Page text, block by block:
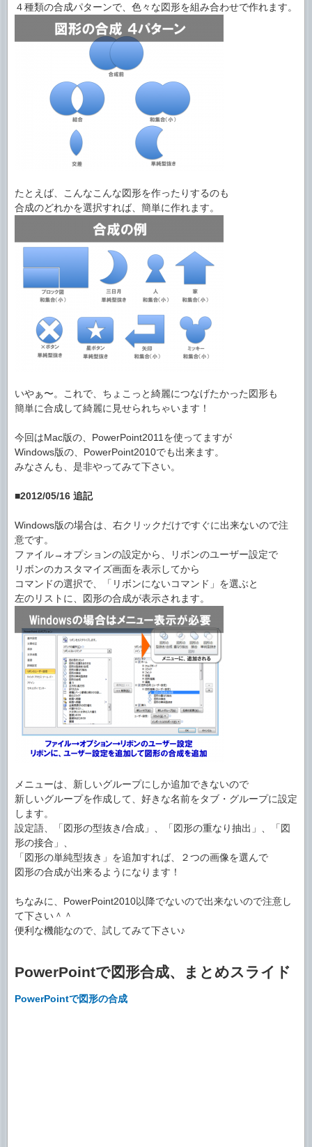
４種類の合成パターンで、色々な図形を組み合わせで作れます。
たとえば、こんなこんな図形を作ったりするのも
合成のどれかを選択すれば、簡単に作れます。
いやぁ〜。これで、ちょこっと綺麗につなげたかった図形も
簡単に合成して綺麗に見せられちゃいます！
今回はMac版の、PowerPoint2011を使ってますが
Windows版の、PowerPoint2010でも出来ます。
みなさんも、是非やってみて下さい。
■2012/05/16 追記
Windows版の場合は、右クリックだけですぐに出来ないので注
意です。
ファイル→オプションの設定から、リボンのユーザー設定で
リボンのカスタマイズ画面を表示してから
コマンドの選択で、「リボンにないコマンド」を選ぶと
左のリストに、図形の合成が表示されます。
メニューは、新しいグループにしか追加できないので
新しいグループを作成して、好きな名前をタブ・グループに設定
します。
設定語、「図形の型抜き/合成」、「図形の重なり抽出」、「図
形の接合」、
「図形の単純型抜き」を追加すれば、２つの画像を選んで
図形の合成が出来るようになります！
ちなみに、PowerPoint2010以降でないので出来ないので注意し
て下さい＾＾
便利な機能なので、試してみて下さい♪
PowerPointで図形合成、まとめスライド
PowerPointで図形の合成